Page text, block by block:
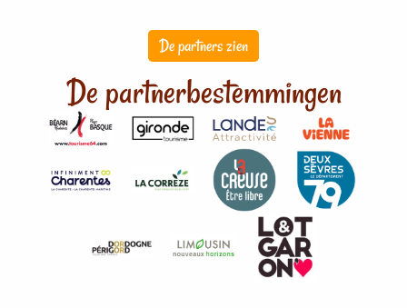
De partners zien
De partnerbestemmingen